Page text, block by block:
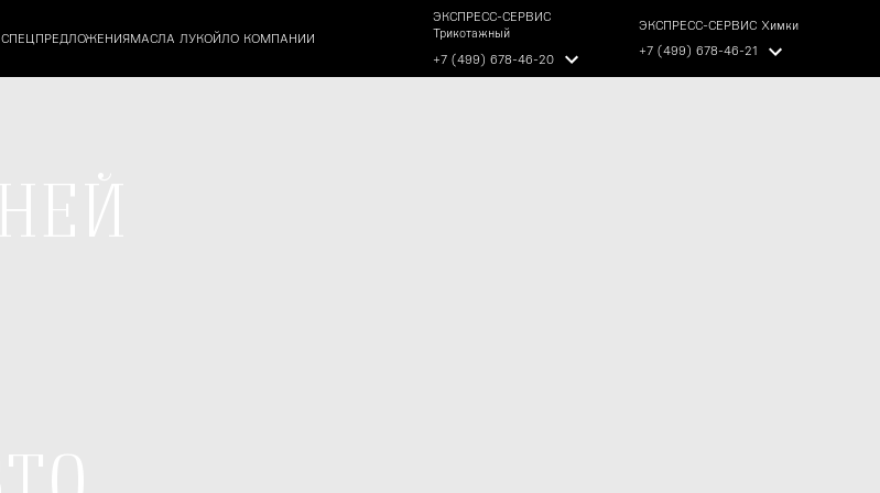
СПЕЦПРЕДЛОЖЕНИЯМАСЛА ЛУКОЙЛО КОМПАНИИ
ЭКСПРЕСС-СЕРВИС
Трикотажный
+7 (499) 678-46-20
ЭКСПРЕСС-СЕРВИС Химки
+7 (499) 678-46-21